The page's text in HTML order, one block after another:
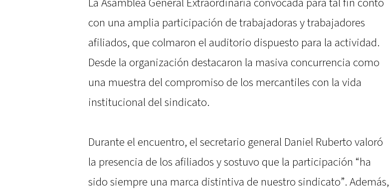
La Asamblea General Extraordinaria convocada para tal fin contó
con una amplia participación de trabajadoras y trabajadores
afiliados, que colmaron el auditorio dispuesto para la actividad.
Desde la organización destacaron la masiva concurrencia como
una muestra del compromiso de los mercantiles con la vida
institucional del sindicato.
Durante el encuentro, el secretario general Daniel Ruberto valoró
la presencia de los afiliados y sostuvo que la participación “ha
sido siempre una marca distintiva de nuestro sindicato”. Además,